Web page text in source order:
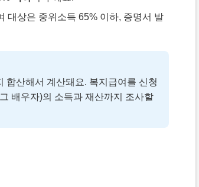
대상은 중위소득 65% 이하, 증명서 발
합산해서 계산돼요. 복지급여를 신청
배우자)의 소득과 재산까지 조사할